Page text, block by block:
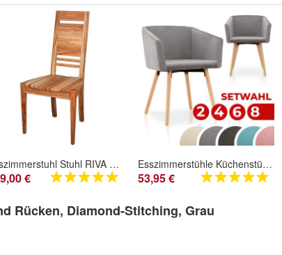
Esszimmerstuhl Stuhl RIVA buche massiv
€
Esszimmerstühle Küchenstühle Polsterstühle Wohnzimmerstühle Schalenstühle Set
53,95 €
Rücken, Diamond-Stitching, Grau